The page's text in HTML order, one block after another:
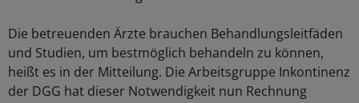
Die betreuenden Ärzte brauchen Behandlungsleitfäden
und Studien, um bestmöglich behandeln zu können,
heißt es in der Mitteilung. Die Arbeitsgruppe Inkontinenz
der DGG hat dieser Notwendigkeit nun Rechnung